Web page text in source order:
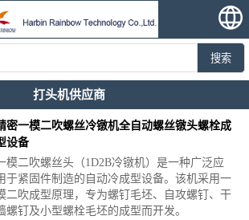
搜索
打头机供应商
密一模二吹螺丝冷镦机全自动螺丝镦头螺栓成
设备
模二吹螺丝头（1D2B冷镦机）是一种广泛应
于紧固件制造的自动冷成型设备。该机采用一
二吹成型原理，专为螺钉毛坯、自攻螺钉、干
螺钉及小型螺栓毛坯的成型而开发。